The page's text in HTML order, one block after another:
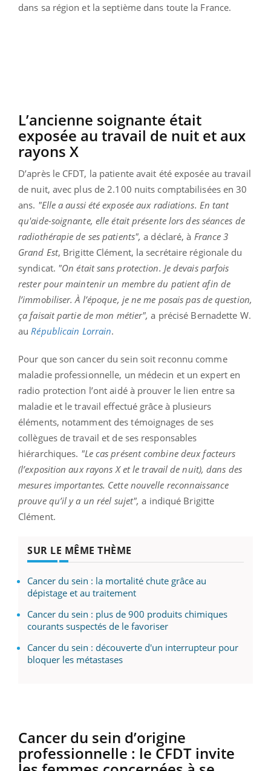
dans sa région et la septième dans toute la France.
L’ancienne soignante était
exposée au travail de nuit et aux
rayons X
D’après le CFDT, la patiente avait été exposée au travail
de nuit, avec plus de 2.100 nuits comptabilisées en 30
ans. "Elle a aussi été exposée aux radiations. En tant
qu'aide-soignante, elle était présente lors des séances de
radiothérapie de ses patients", a déclaré, à France 3
Grand Est, Brigitte Clément, la secrétaire régionale du
syndicat. "On était sans protection. Je devais parfois
rester pour maintenir un membre du patient afin de
l’immobiliser. À l’époque, je ne me posais pas de question,
ça faisait partie de mon métier", a précisé Bernadette W.
au Républicain Lorrain.
Pour que son cancer du sein soit reconnu comme
maladie professionnelle, un médecin et un expert en
radio protection l’ont aidé à prouver le lien entre sa
maladie et le travail effectué grâce à plusieurs
éléments, notamment des témoignages de ses
collègues de travail et de ses responsables
hiérarchiques. "Le cas présent combine deux facteurs
(l’exposition aux rayons X et le travail de nuit), dans des
mesures importantes. Cette nouvelle reconnaissance
prouve qu’il y a un réel sujet", a indiqué Brigitte
Clément.
SUR LE MÊME THÈME
Cancer du sein : la mortalité chute grâce au
dépistage et au traitement
Cancer du sein : plus de 900 produits chimiques
courants suspectés de le favoriser
Cancer du sein : découverte d'un interrupteur pour
bloquer les métastases
Cancer du sein d’origine
professionnelle : le CFDT invite